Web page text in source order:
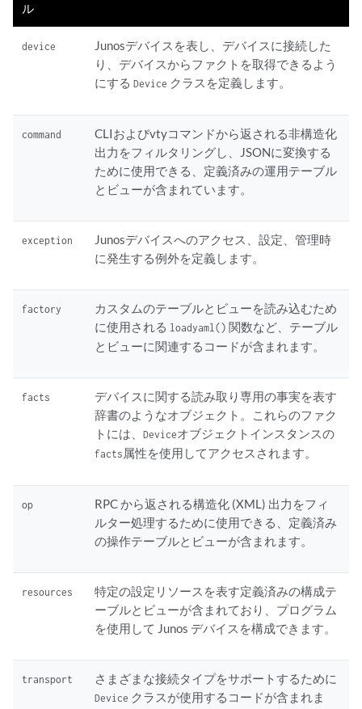
ル
device
Junosデバイスを表し、デバイスに接続した
り、デバイスからファクトを取得できるよう
にするDevice クラスを定義します。
command
CLIおよびvtyコマンドから返される非構造化
出力をフィルタリングし、JSONに変換する
ために使用できる、定義済みの運用テーブル
とビューが含まれています。
exception
Junosデバイスへのアクセス、設定、管理時
に発生する例外を定義します。
factory
カスタムのテーブルとビューを読み込むため
に使用される loadyaml() 関数など、テーブル
とビューに関連するコードが含まれます。
facts
デバイスに関する読み取り専用の事実を表す
辞書のようなオブジェクト。これらのファク
トには、Deviceオブジェクトインスタンスの
facts属性を使用してアクセスされます。
op
RPC から返される構造化 (XML) 出力をフィ
ルター処理するために使用できる、定義済み
の操作テーブルとビューが含まれます。
resources
特定の設定リソースを表す定義済みの構成テ
ーブルとビューが含まれており、プログラム
を使用して Junos デバイスを構成できます。
transport さまざまな接続タイプをサポートするために
Device クラスが使用するコードが含まれま